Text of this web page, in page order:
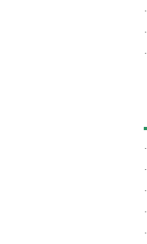
·
·
·
·
·
·
·
·